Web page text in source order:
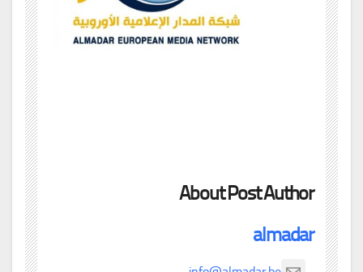
About Post Author
almadar